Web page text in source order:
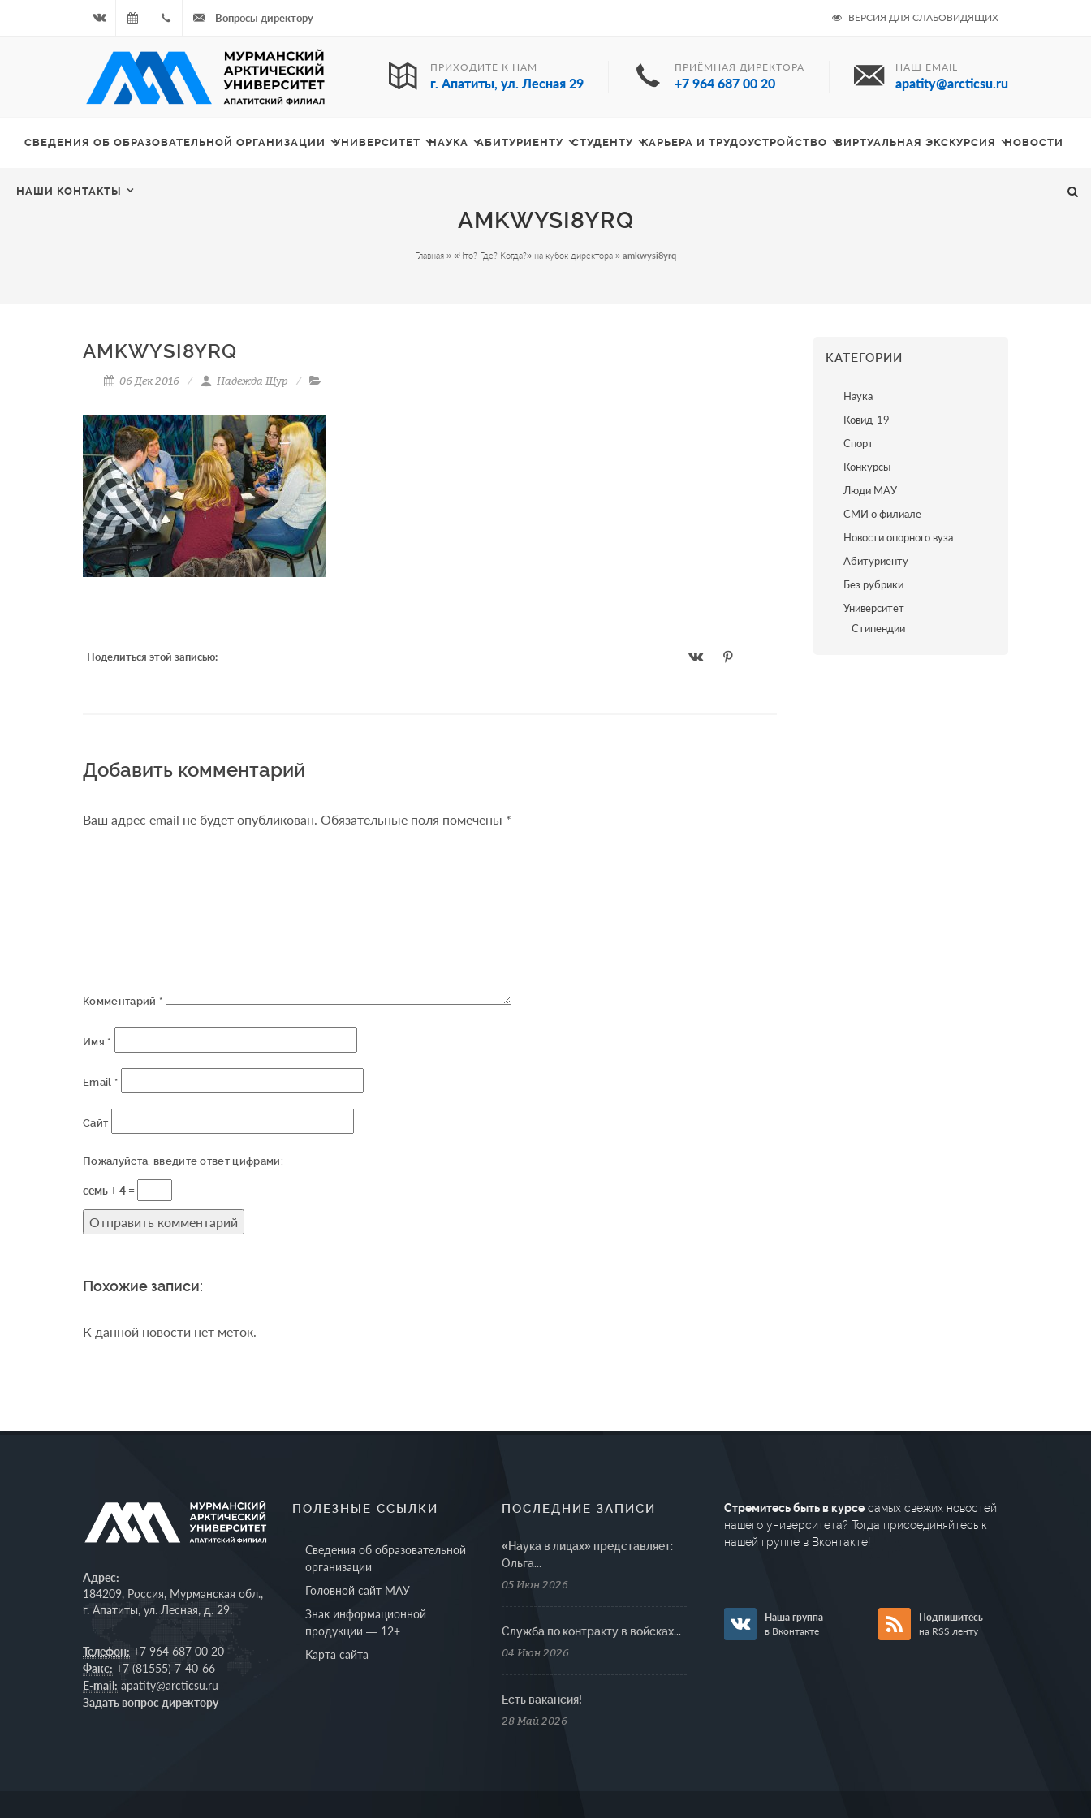
Вконтакте07.08.2026
- Чётная
+7
964
Вопросы директору ВЕРСИЯ ДЛЯ СЛАБОВИДЯЩИХ
ПРИХОДИТЕ К НАМ
г. Апатиты, ул. Лесная 29
ПРИЁМНАЯ ДИРЕКТОРА
+7 964 687 00 20
НАШ EMAIL
apatity@arcticsu.ru
СВЕДЕНИЯ ОБ ОБРАЗОВАТЕЛЬНОЙ ОРГАНИЗАЦИИ УНИВЕРСИТЕТ НАУКА АБИТУРИЕНТУ СТУДЕНТУ КАРЬЕРА И ТРУДОУСТРОЙСТВО ВИРТУАЛЬНАЯ ЭКСКУРСИЯ НОВОСТИ
НАШИ КОНТАКТЫ
AMKWYSI8YRQ
Главная » «Что? Где? Когда?» на кубок директора » amkwysi8yrq
AMKWYSI8YRQ
06 Дек 2016 Надежда Щур
Поделиться этой записью:
Добавить комментарий
Ваш адрес email не будет опубликован. Обязательные поля помечены *
Комментарий *
Имя *
Email *
Сайт
Пожалуйста, введите ответ цифрами:
семь + 4 =
Похожие записи:
К данной новости нет меток.
КАТЕГОРИИ
Наука
Ковид-19
Спорт
Конкурсы
Люди МАУ
СМИ о филиале
Новости опорного вуза
Абитуриенту
Без рубрики
Университет
Стипендии
Адрес:
184209, Россия, Мурманская обл.,
г. Апатиты, ул. Лесная, д. 29.
Телефон: +7 964 687 00 20
Факс: +7 (81555) 7-40-66
E-mail: apatity@arcticsu.ru
Задать вопрос директору
ПОЛЕЗНЫЕ ССЫЛКИ
Сведения об образовательной
организации
Головной сайт МАУ
Знак информационной
продукции — 12+
Карта сайта
ПОСЛЕДНИЕ ЗАПИСИ
«Наука в лицах» представляет:
Ольга...
05 Июн 2026
Cлужба по контракту в войсках...
04 Июн 2026
Есть вакансия!
28 Май 2026
Стремитесь быть в курсе самых свежих новостей
нашего университета? Тогда присоединяйтесь к
нашей группе в Вконтакте!
Наша группа
в Вконтакте
Подпишитесь
на RSS ленту